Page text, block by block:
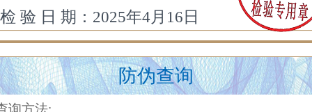
检 验 日 期：2025年4月16日
防伪查询